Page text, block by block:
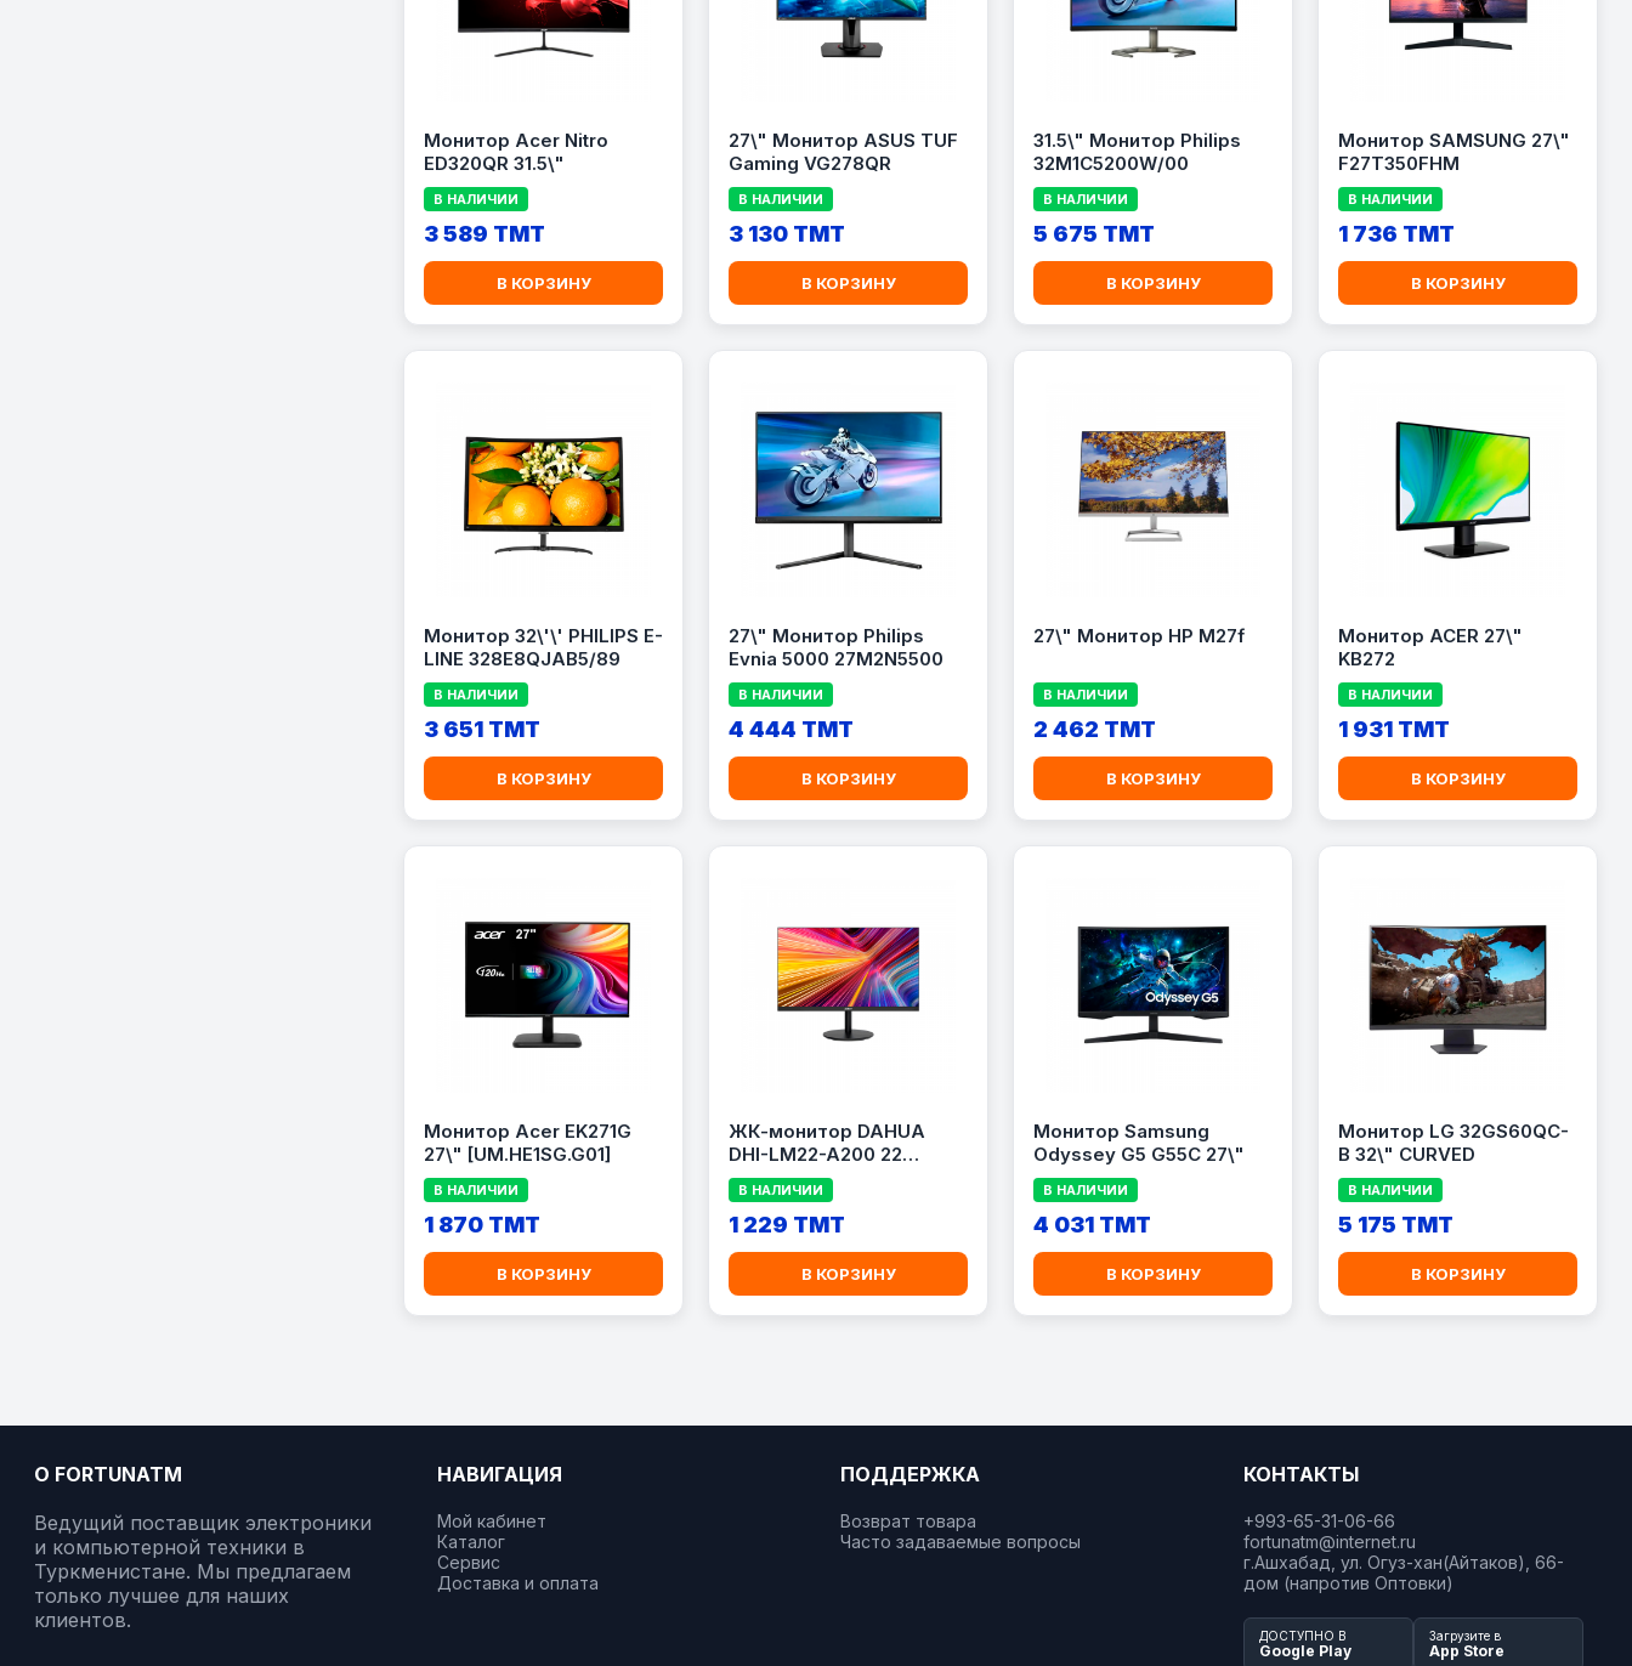
Монитор Acer Nitro
ED320QR 31.5\"
В НАЛИЧИИ
3 589 TMT
В КОРЗИНУ
27\" Монитор ASUS TUF
Gaming VG278QR
В НАЛИЧИИ
3 130 TMT
В КОРЗИНУ
31.5\" Монитор Philips
32M1C5200W/00
В НАЛИЧИИ
5 675 TMT
В КОРЗИНУ
Монитор SAMSUNG 27\"
F27T350FHM
В НАЛИЧИИ
1 736 TMT
В КОРЗИНУ
Монитор 32\'\' PHILIPS E-
LINE 328E8QJAB5/89
В НАЛИЧИИ
3 651 TMT
В КОРЗИНУ
27\" Монитор Philips
Evnia 5000 27M2N5500
В НАЛИЧИИ
4 444 TMT
В КОРЗИНУ
27\" Монитор HP M27f
В НАЛИЧИИ
2 462 TMT
В КОРЗИНУ
Монитор ACER 27\"
KB272
В НАЛИЧИИ
1 931 TMT
В КОРЗИНУ
Монитор Acer EK271G
27\" [UM.HE1SG.G01]
В НАЛИЧИИ
1 870 TMT
В КОРЗИНУ
ЖК-монитор DAHUA
DHI-LM22-A200 22
дюйма
В НАЛИЧИИ
1 229 TMT
В КОРЗИНУ
Монитор Samsung
Odyssey G5 G55C 27\"
В НАЛИЧИИ
4 031 TMT
В КОРЗИНУ
Монитор LG 32GS60QC-
B 32\" CURVED
В НАЛИЧИИ
5 175 TMT
В КОРЗИНУ
О FORTUNATM
Ведущий поставщик электроники
и компьютерной техники в
Туркменистане. Мы предлагаем
только лучшее для наших
клиентов.
НАВИГАЦИЯ
Мой кабинет
Каталог
Сервис
Доставка и оплата
ПОДДЕРЖКА
Возврат товара
Часто задаваемые вопросы
КОНТАКТЫ
+993-65-31-06-66
fortunatm@internet.ru
г.Ашхабад, ул. Огуз-хан(Айтаков), 66-
дом (напротив Оптовки)
ДОСТУПНО В
Google Play
Загрузите в
App Store